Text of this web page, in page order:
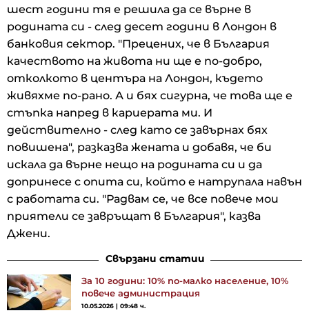
шест години тя е решила да се върне в
родината си - след десет години в Лондон в
банковия сектор. "Прецених, че в България
качеството на живота ни ще е по-добро,
отколкото в центъра на Лондон, където
живяхме по-рано. А и бях сигурна, че това ще е
стъпка напред в кариерата ми. И
действително - след като се завърнах бях
повишена", разказва жената и добавя, че би
искала да върне нещо на родината си и да
допринесе с опита си, който е натрупала навън
с работата си. "Радвам се, че все повече мои
приятели се завръщат в България", казва
Джени.
Свързани статии
За 10 години: 10% по-малко население, 10%
повече администрация
10.05.2026 | 09:48 ч.